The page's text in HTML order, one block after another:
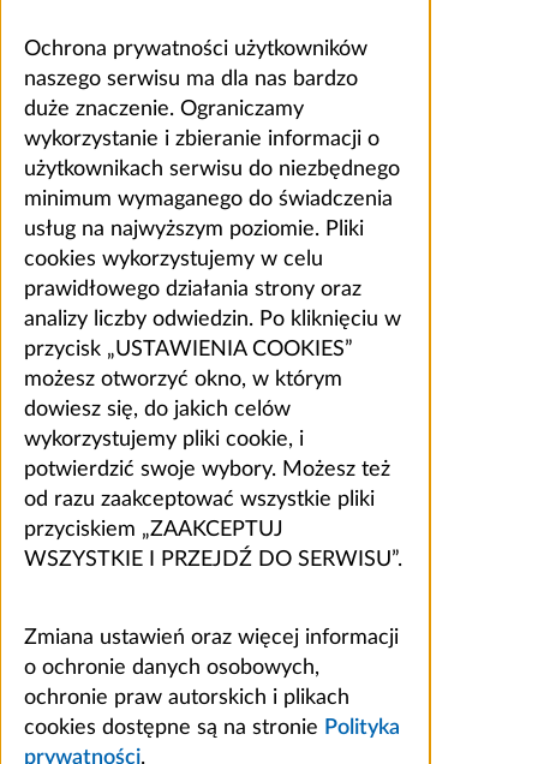
Ochrona prywatności użytkowników
naszego serwisu ma dla nas bardzo
duże znaczenie. Ograniczamy
wykorzystanie i zbieranie informacji o
użytkownikach serwisu do niezbędnego
minimum wymaganego do świadczenia
usług na najwyższym poziomie. Pliki
cookies wykorzystujemy w celu
prawidłowego działania strony oraz
analizy liczby odwiedzin. Po kliknięciu w
przycisk „USTAWIENIA COOKIES”
możesz otworzyć okno, w którym
dowiesz się, do jakich celów
wykorzystujemy pliki cookie, i
potwierdzić swoje wybory. Możesz też
od razu zaakceptować wszystkie pliki
przyciskiem „ZAAKCEPTUJ
WSZYSTKIE I PRZEJDŹ DO SERWISU”.
Zmiana ustawień oraz więcej informacji
o ochronie danych osobowych,
ochronie praw autorskich i plikach
cookies dostępne są na stronie Polityka
prywatności.